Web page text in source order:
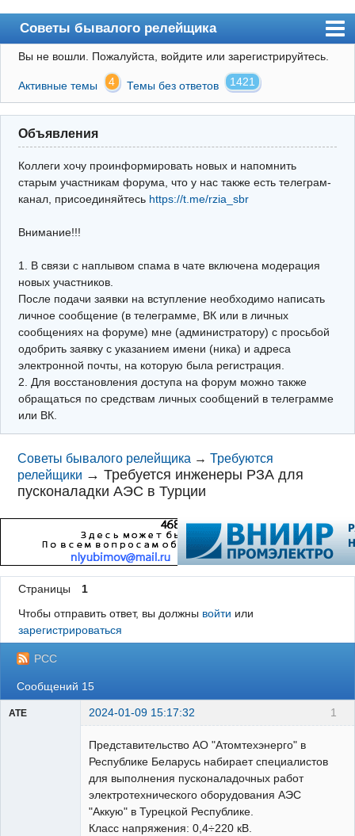
Советы бывалого релейщика
Форум
Правила
Поиск
Регистрация
Архив
Почта
Поиск релейщика
Видео РЗиА
Фотохостинг
Телеграм
Вы не вошли. Пожалуйста, войдите или зарегистрируйтесь.
Активные темы 4 Темы без ответов 1421
Объявления
Коллеги хочу проинформировать новых и напомнить
старым участникам форума, что у нас также есть телеграм-
канал, присоединяйтесь https://t.me/rzia_sbr
Внимание!!!
1. В связи с наплывом спама в чате включена модерация
новых участников.
После подачи заявки на вступление необходимо написать
личное сообщение (в телеграмме, ВК или в личных
сообщениях на форуме) мне (администратору) с просьбой
одобрить заявку с указанием имени (ника) и адреса
электронной почты, на которую была регистрация.
2. Для восстановления доступа на форум можно также
обращаться по средствам личных сообщений в телеграмме
или ВК.
Советы бывалого релейщика →Требуются
релейщики →Требуется инженеры РЗА для
пусконаладки АЭС в Турции
Страницы
1
Чтобы отправить ответ, вы должны войти или
зарегистрироваться
РСС
Сообщений 15
1
ATE 2024-01-09 15:17:32
Представительство АО "Атомтехэнерго" в
Республике Беларусь набирает специалистов
для выполнения пусконаладочных работ
электротехнического оборудования АЭС
"Аккую" в Турецкой Республике.
Класс напряжения: 0,4÷220 кВ.